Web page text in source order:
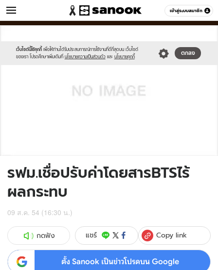
เข้าสู่ระบบสมาชิก
ข่าว หมวดอื่นๆ
เว็บไซต์นี้ใช้คุกกี้ เพื่อให้ท่านได้รับประสบการณ์การใช้งานที่ดีที่สุดบน เว็บไซต์
ของเรา โปรดศึกษาเพิ่มเติมที่ นโยบายความเป็นส่วนตัว และ นโยบายคุกกี้
ตกลง
sanook.png
image.jpg
รฟม.เชื่อปรับค่าโดยสารBTSไร้
ผลกระทบ
09 ส.ค. 54 (16:30 น.)
กดฟัง แชร์ Copy link
ตั้ง Sanook เป็นข่าวโปรดบน Google